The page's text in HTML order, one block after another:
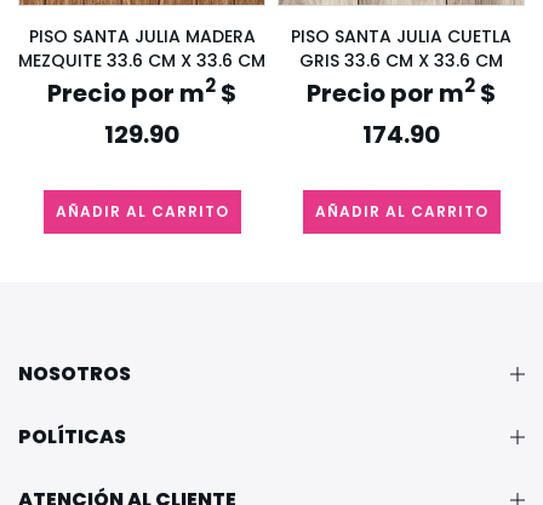
PISO SANTA JULIA MADERA
MEZQUITE 33.6 CM X 33.6 CM
Precio por m2 $
129.90
AÑADIR AL CARRITO
PISO SANTA JULIA CUETLA
GRIS 33.6 CM X 33.6 CM
Precio por m2 $
174.90
AÑADIR AL CARRITO
NOSOTROS
POLÍTICAS
ATENCIÓN AL CLIENTE